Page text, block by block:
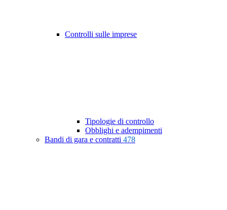
Controlli sulle imprese
Tipologie di controllo
Obblighi e adempimenti
Bandi di gara e contratti 478